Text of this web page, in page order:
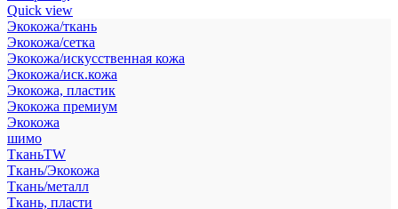
Quick view
Экокожа/ткань
Экокожа/сетка
Экокожа/искусственная кожа
Экокожа/иск.кожа
Экокожа, пластик
Экокожа премиум
Экокожа
шимо
ТканьTW
Ткань/Экокожа
Ткань/металл
Ткань, пласти